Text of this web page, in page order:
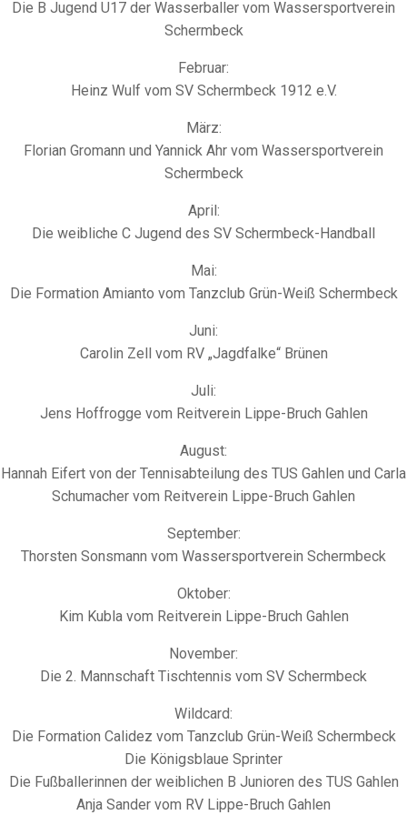
Die B Jugend U17 der Wasserballer vom Wassersportverein
Schermbeck
Februar:
Heinz Wulf vom SV Schermbeck 1912 e.V.
März:
Florian Gromann und Yannick Ahr vom Wassersportverein
Schermbeck
April:
Die weibliche C Jugend des SV Schermbeck-Handball
Mai:
Die Formation Amianto vom Tanzclub Grün-Weiß Schermbeck
Juni:
Carolin Zell vom RV „Jagdfalke“ Brünen
Juli:
Jens Hoffrogge vom Reitverein Lippe-Bruch Gahlen
August:
Hannah Eifert von der Tennisabteilung des TUS Gahlen und Carla
Schumacher vom Reitverein Lippe-Bruch Gahlen
September:
Thorsten Sonsmann vom Wassersportverein Schermbeck
Oktober:
Kim Kubla vom Reitverein Lippe-Bruch Gahlen
November:
Die 2. Mannschaft Tischtennis vom SV Schermbeck
Wildcard:
Die Formation Calidez vom Tanzclub Grün-Weiß Schermbeck
Die Königsblaue Sprinter
Die Fußballerinnen der weiblichen B Junioren des TUS Gahlen
Anja Sander vom RV Lippe-Bruch Gahlen